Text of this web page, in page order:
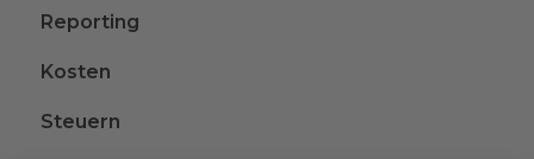
Reporting
Kosten
Steuern